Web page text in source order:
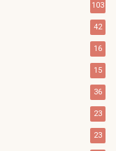
103
42
16
15
36
23
23